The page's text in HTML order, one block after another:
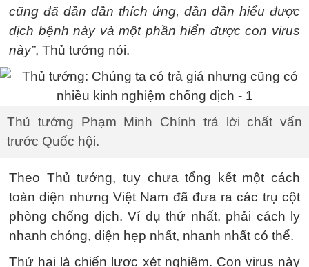
cũng đã dần dần thích ứng, dần dần hiểu được
dịch bệnh này và một phần hiển được con virus
này”, Thủ tướng nói.
Thủ tướng Phạm Minh Chính trả lời chất vấn
trước Quốc hội.
Theo Thủ tướng, tuy chưa tổng kết một cách
toàn diện nhưng Việt Nam đã đưa ra các trụ cột
phòng chống dịch. Ví dụ thứ nhất, phải cách ly
nhanh chóng, diện hẹp nhất, nhanh nhất có thể.
Thứ hai là chiến lược xét nghiệm. Con virus này